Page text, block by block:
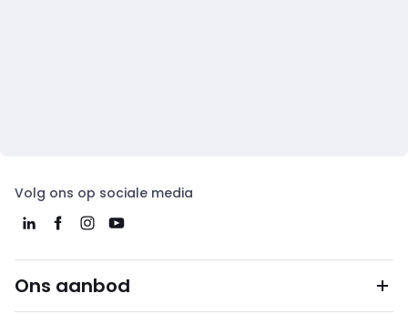
Volg ons op sociale media
Ons aanbod